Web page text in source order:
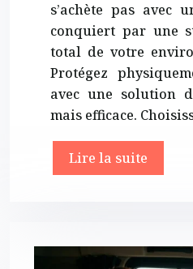
s’achète pas avec
conquiert par une
total de votre
Protégez
avec une solution
mais efficace.
Lire la suite